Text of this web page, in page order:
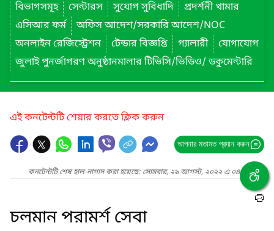
বিভাগসমূহ
সেন্টারস সুযোগ সুবিধাদি
প্রদর্শনী খামার
এসিআর ফর্ম
অফিস আদেশ/সরকারি আদেশ/NOC
অনলাইন রেজিস্ট্রেশন
টেন্ডার বিজ্ঞপ্তি গ্যালারী
যোগাযোগ
জুলাই পুনর্জাগরণ অনুষ্ঠানমালার টিভিসি/ভিডিও/ ডকুমেন্টারি
এই কনটেন্টটি শেয়ার করতে ক্লিক করুন
আপনার মতামত প্রদান করুন
কনটেন্টটি শেষ হাল-নাগাদ করা হয়েছে: সোমবার, ২৯ আগস্ট, ২০২২ এ ০৪:৩৬ PM
চলমান পরামর্শ সেবা